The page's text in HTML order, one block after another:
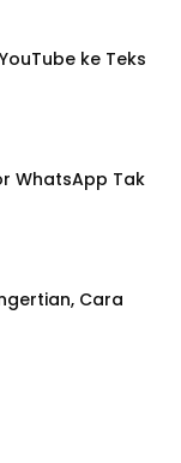
ke Teks
WhatsApp Tak
Cara